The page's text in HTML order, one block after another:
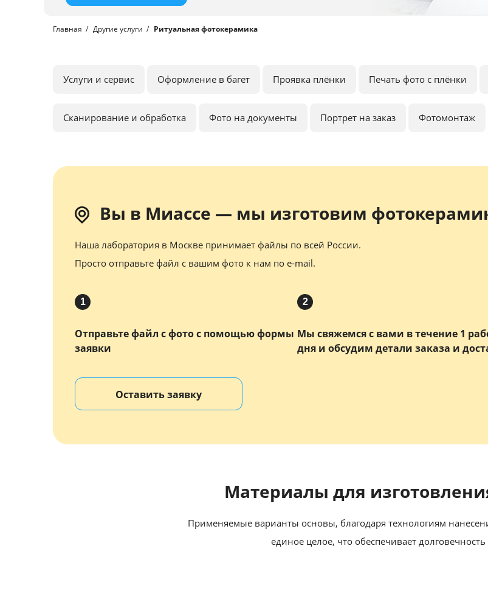
Главная Другие услуги Ритуальная фотокерамика
Услуги и сервис Оформление в багет Проявка плёнки Печать фото с плёнки
Сканирование и обработка Фото на документы Портрет на заказ Фотомонтаж
Вы в Миассе — мы изготовим
Наша лаборатория в Москве принимает файлы по всей России.
Просто отправьте файл с вашим фото к нам по e-mail.
1
Отправьте файл с фото с помощью формы
заявки
2
Мы свяжемся с вами в течение 1
дня и обсудим детали заказа и
Оставить заявку
Материалы для
Применяемые варианты основы, благодаря технологиям
единое целое, что обеспечивает